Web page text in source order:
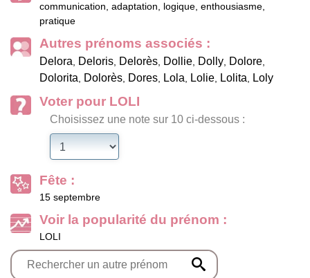
communication, adaptation, logique, enthousiasme,
pratique
Autres prénoms associés :
Delora, Deloris, Delorès, Dollie, Dolly, Dolore,
Dolorita, Dolorès, Dores, Lola, Lolie, Lolita, Loly
Voter pour LOLI
Choisissez une note sur 10 ci-dessous :
Fête :
15 septembre
Voir la popularité du prénom :
LOLI